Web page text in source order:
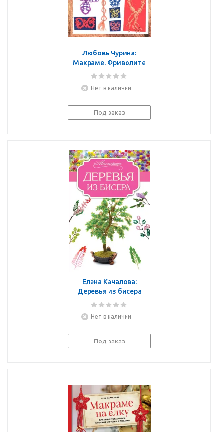
Любовь Чурина:
Макраме. Фриволите
Нет в наличии
Под заказ
Елена Качалова:
Деревья из бисера
Нет в наличии
Под заказ